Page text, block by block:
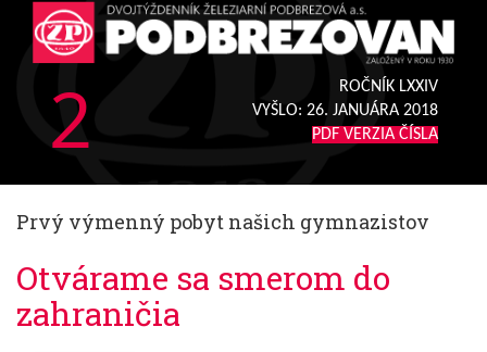
2
ROČNÍK LXXIV
VYŠLO: 26. JANUÁRA 2018
PDF VERZIA ČÍSLA
Prvý výmenný pobyt našich gymnazistov
Otvárame sa smerom do
zahraničia